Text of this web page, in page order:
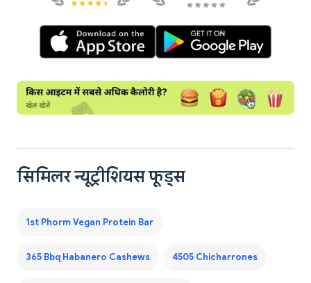
सिमिलर न्यूट्रीशियस फूड्स
1st Phorm Vegan Protein Bar
365 Bbq Habanero Cashews 4505 Chicharrones